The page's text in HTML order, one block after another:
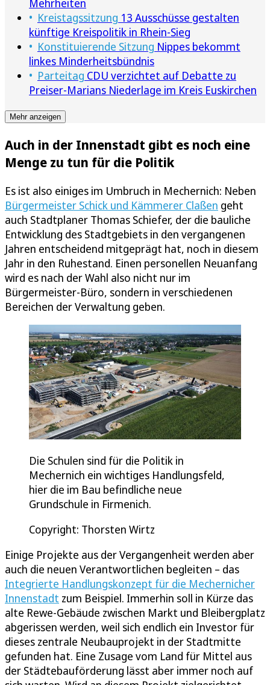
Kreistagssitzung 13 Ausschüsse gestalten
künftige Kreispolitik in Rhein-Sieg
Konstituierende Sitzung Nippes bekommt
linkes Minderheitsbündnis
Parteitag CDU verzichtet auf Debatte zu
Preiser-Marians Niederlage im Kreis Euskirchen
Mehr anzeigen
Auch in der Innenstadt gibt es noch eine
Menge zu tun für die Politik
Es ist also einiges im Umbruch in Mechernich: Neben
Bürgermeister Schick und Kämmerer Claßen geht
auch Stadtplaner Thomas Schiefer, der die bauliche
Entwicklung des Stadtgebiets in den vergangenen
Jahren entscheidend mitgeprägt hat, noch in diesem
Jahr in den Ruhestand. Einen personellen Neuanfang
wird es nach der Wahl also nicht nur im
Bürgermeister-Büro, sondern in verschiedenen
Bereichen der Verwaltung geben.
Die Schulen sind für die Politik in
Mechernich ein wichtiges Handlungsfeld,
hier die im Bau befindliche neue
Grundschule in Firmenich.
Copyright: Thorsten Wirtz
Einige Projekte aus der Vergangenheit werden aber
auch die neuen Verantwortlichen begleiten – das
Integrierte Handlungskonzept für die Mechernicher
Innenstadt zum Beispiel. Immerhin soll in Kürze das
alte Rewe-Gebäude zwischen Markt und Bleibergplatz
abgerissen werden, weil sich endlich ein Investor für
dieses zentrale Neubauprojekt in der Stadtmitte
gefunden hat. Eine Zusage vom Land für Mittel aus
der Städtebauförderung lässt aber immer noch auf